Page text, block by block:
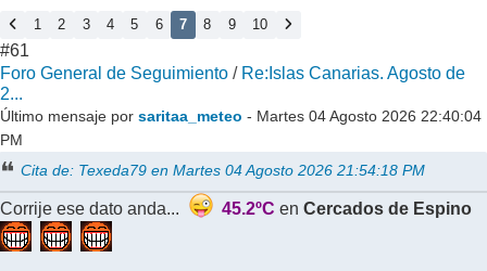
1 2 3 4 5 6 7 8 9 10
#61
Foro General de Seguimiento / Re:Islas Canarias. Agosto de
2...
Último mensaje por saritaa_meteo - Martes 04 Agosto 2026 22:40:04
PM
Cita de: Texeda79 en Martes 04 Agosto 2026 21:54:18 PM
Corrije ese dato anda... 45.2ºC en Cercados de Espino